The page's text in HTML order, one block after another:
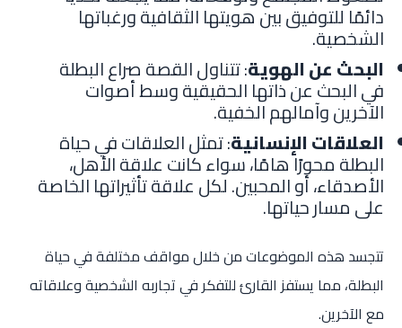
دائمًا للتوفيق بين هويتها الثقافية ورغباتها
الشخصية.
البحث عن الهوية: تتناول القصة صراع البطلة
في البحث عن ذاتها الحقيقية وسط أصوات
الآخرين وآمالهم الخفية.
العلاقات الإنسانية: تمثل العلاقات في حياة
البطلة محورًا هامًا، سواء كانت علاقة الأهل،
الأصدقاء، أو المحبين. لكل علاقة تأثيراتها الخاصة
على مسار حياتها.
تتجسد هذه الموضوعات من خلال مواقف مختلفة في حياة
البطلة، مما يستفز القارئ للتفكر في تجاربه الشخصية وعلاقاته
مع الآخرين.